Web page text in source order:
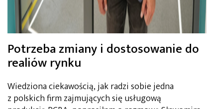
Potrzeba zmiany i dostosowanie do
realiów rynku
Wiedziona ciekawością, jak radzi sobie jedna
z polskich firm zajmujących się usługową